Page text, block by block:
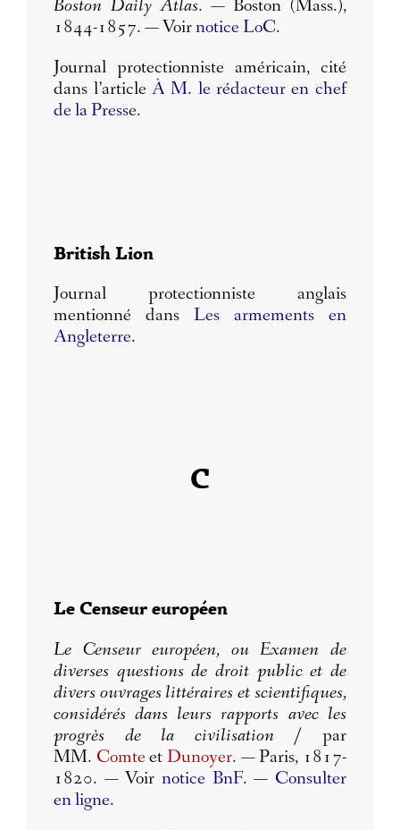
Boston Daily Atlas. — Boston (Mass.),
1844-1857. — Voirnotice LoC.
Journal protectionniste américain, cité
dans l’articleÀ M. le rédacteur en chef
de la Presse.
British Lion
Journal protectionniste anglais
mentionné dans Les armements en
Angleterre.
C
Le Censeur européen
Le Censeur européen, ou Examen de
diverses questions de droit public et de
divers ouvrages littéraires et scientifiques,
considérés dans leurs rapports avec les
progrès de la civilisation/ par
MM. Comte et Dunoyer. — Paris, 1817-
1820. — Voir notice BnF. — Consulter
en ligne.